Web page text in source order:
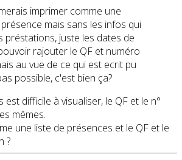
imprimer comme une
mais sans les infos qui
préstations, juste les dates de
rajouter le QF et numéro
au vue de ce qui est ecrit pu
possible, c'est bien ça?
est difficile à visualiser, le QF et le n°
mêmes.
une liste de présences et le QF et le
?